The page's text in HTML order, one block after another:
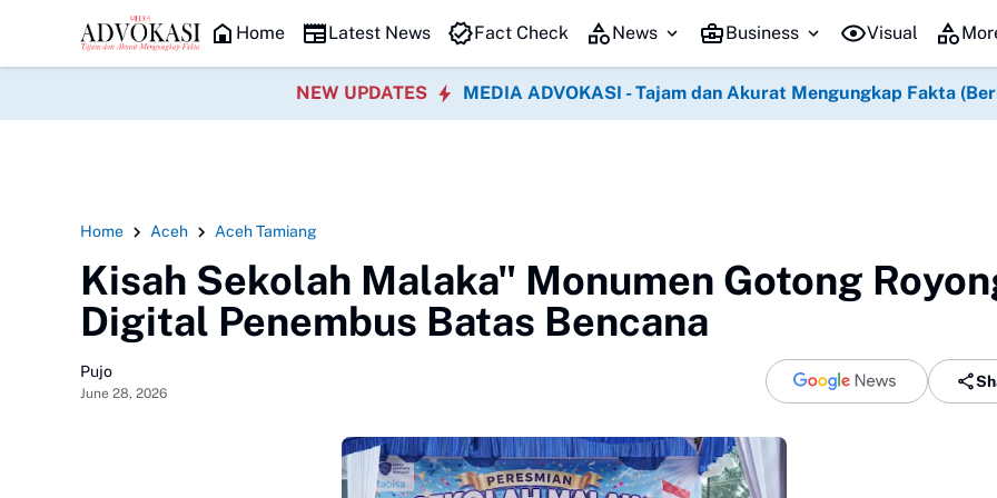
HEADLINE
Home Latest News Fact Check News Business Visual
NEW UPDATES MEDIA ADVOKASI - Tajam dan Akurat Mengungkap Fakta
Home Aceh Aceh Tamiang
Kisah Sekolah Malaka" Monumen Gotong
Digital Penembus Batas Bencana
Pujo
June 28, 2026